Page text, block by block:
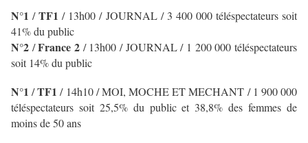
N°1 /TF1 / 13h00 / JOURNAL / 3 400 000 téléspectateurs soit
41% du public
N°2 /France 2 / 13h00 / JOURNAL / 1 200 000 téléspectateurs
soit 14% du public
N°1 /TF1 / 14h10 / MOI, MOCHE ET MECHANT / 1 900 000
téléspectateurs soit 25,5% du public et 38,8% des femmes de
moins de 50 ans